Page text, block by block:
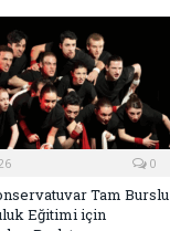
0
Tam Burslu
Eğitimi için